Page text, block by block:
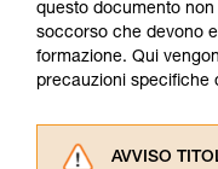
questo documento
soccorso che devono
formazione. Qui
precauzioni specifiche
AVVISO